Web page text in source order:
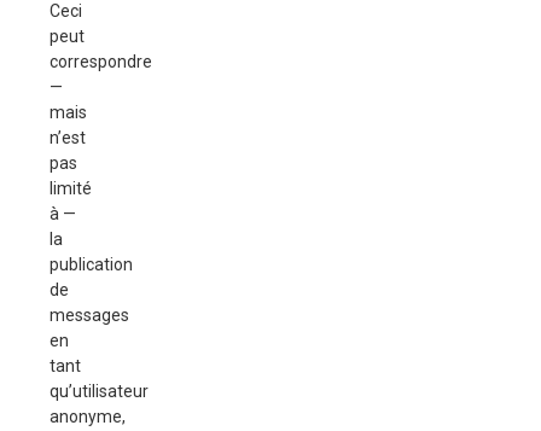
Ceci
peut
correspondre
—
mais
n’est
pas
limité
à —
la
publication
de
messages
en
tant
qu’utilisateur
anonyme,